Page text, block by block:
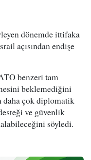
dönemde ittifaka
açısından endişe
benzeri tam
beklemediğini
çok diplomatik
ve güvenlik
söyledi.